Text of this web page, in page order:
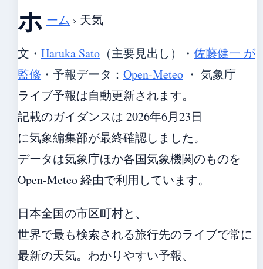
ホ ーム › 天気
文・ Haruka Sato （主要見出し） ・ 佐藤健一 が
監修 ・ 予報データ： Open-Meteo ・ 気象庁
ライブ予報は自動更新されます。
記載のガイダンスは 2026年6月23日
に気象編集部が最終確認しました。
データは気象庁ほか各国気象機関のものを
Open-Meteo 経由で利用しています。
日本全国の市区町村と、
世界で最も検索される旅行先のライブで常に
最新の天気。わかりやすい予報、